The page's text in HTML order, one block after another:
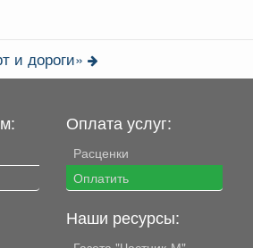
и дороги»
Оплата услуг:
Расценки
Оплатить
Наши ресурсы: